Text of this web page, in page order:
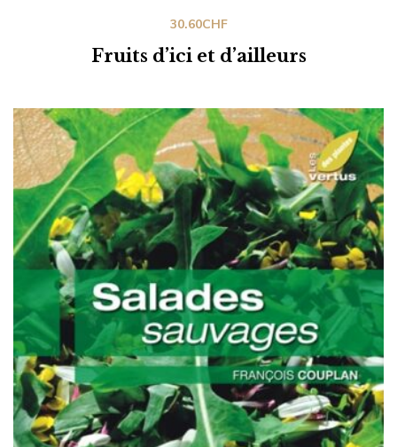
Fruits d’ici et d’ailleurs
30.60CHF